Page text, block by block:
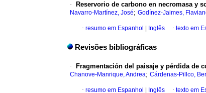
· Reservorio de carbono en necromasa y
Navarro-Martínez, José; Godínez-Jaimes,
· resumo em Espanhol Inglês · texto em
Revisões bibliográficas
· Fragmentación del paisaje y pérdida de
Chanove-Manrique, Andrea; Cárdenas-Pillco,
· resumo em Espanhol Inglês · texto em